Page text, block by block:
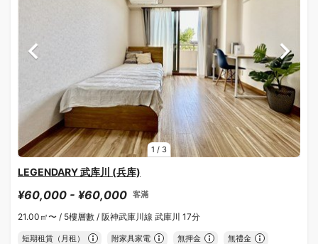
1 / 3
LEGENDARY 武库川 (兵库)
¥60,000 - ¥60,000 客滿
21.00㎡〜 / 5樓層數 / 阪神武庫川線 武庫川 17分
短期租賃（月租） 附家具家電 無押金 無禮金